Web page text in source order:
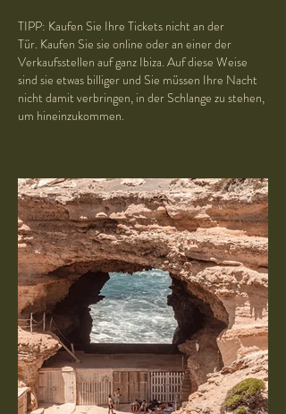
TIPP: Kaufen Sie Ihre Tickets nicht an der
Tür. Kaufen Sie sie online oder an einer der
Verkaufsstellen auf ganz Ibiza. Auf diese Weise
sind sie etwas billiger und Sie müssen Ihre Nacht
nicht damit verbringen, in der Schlange zu stehen,
um hineinzukommen.